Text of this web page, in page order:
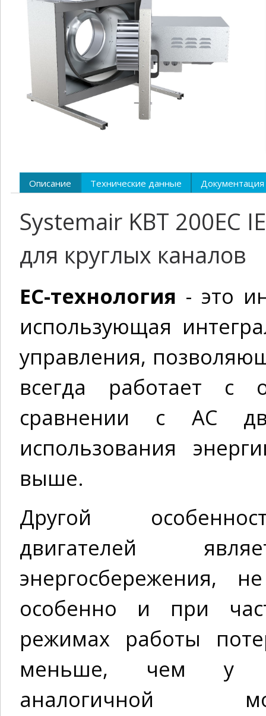
Описание Технические данные Документация
Systemair KBT 200EC
для круглых каналов
EC-технология - это
использующая
управления,
всегда работает с
сравнении с AC
использования
выше.
Другой
двигателей
энергосбережения,
особенно и при
режимах работы
меньше, чем у
аналогичной